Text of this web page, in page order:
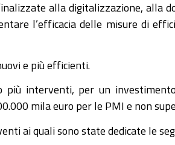
alla digitalizzazione, alla
l’efficacia delle misure di
e più efficienti.
più interventi, per un
mila euro per le PMI e non
ai quali sono state dedicate le